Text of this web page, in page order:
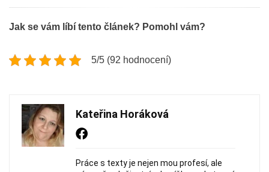
Jak se vám líbí tento článek? Pomohl vám?
5/5 (92 hodnocení)
Kateřina Horáková
Práce s texty je nejen mou profesí, ale